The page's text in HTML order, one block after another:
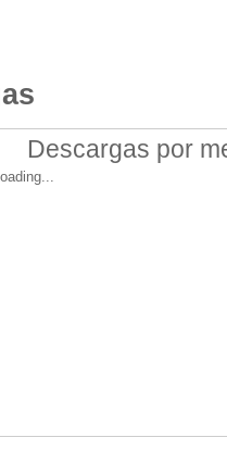
Descargas por